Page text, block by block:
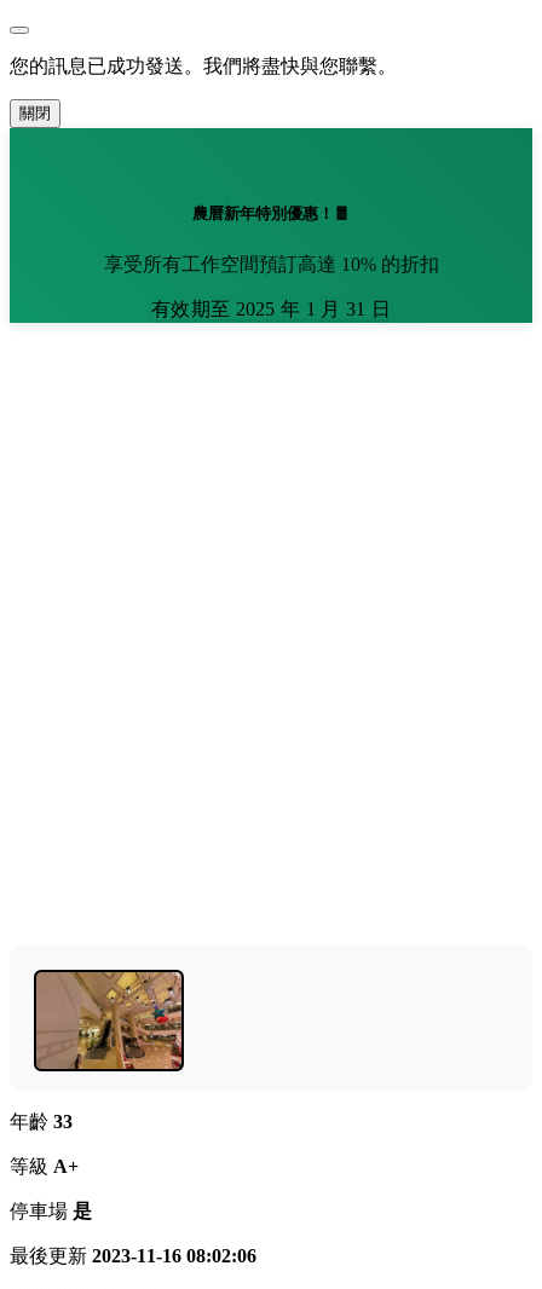
您的訊息已成功發送。我們將盡快與您聯繫。
關閉
農曆新年特別優惠！🧧
享受所有工作空間預訂高達 10% 的折扣
有效期至 2025 年 1 月 31 日
年齡 33
等級 A+
停車場 是
最後更新 2023-11-16 08:02:06